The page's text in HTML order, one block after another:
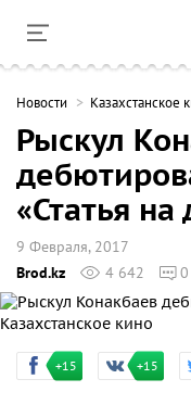
Новости Казахстанское
Рыскул
«Статья на
9 Февраля, 2017
Brod.kz
4 642 0
+15 +15